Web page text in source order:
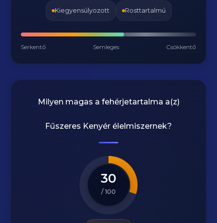
Kiegyensúlyozott Rosttartalmú
Serkentő Semleges Csökkentő
Milyen magas a fehérjetartalma a(z)
Fűszeres Kenyér élelmiszernek?
30
/ 100